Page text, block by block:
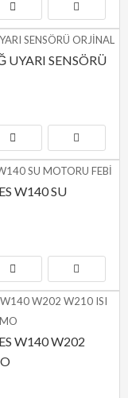
UYARI SENSÖRÜ
W140 SU
W140 W202